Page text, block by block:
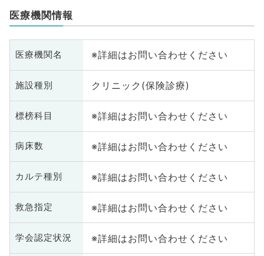
医療機関情報
医療機関名 ※詳細はお問い合わせください
施設種別 クリニック(保険診療)
標榜科目 ※詳細はお問い合わせください
病床数 ※詳細はお問い合わせください
カルテ種別 ※詳細はお問い合わせください
救急指定 ※詳細はお問い合わせください
学会認定状況 ※詳細はお問い合わせください